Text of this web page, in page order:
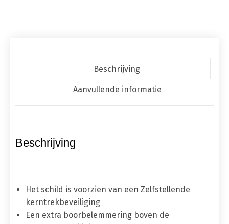
Beschrijving
Aanvullende informatie
Beschrijving
Het schild is voorzien van een Zelfstellende
kerntrekbeveiliging
Een extra boorbelemmering boven de